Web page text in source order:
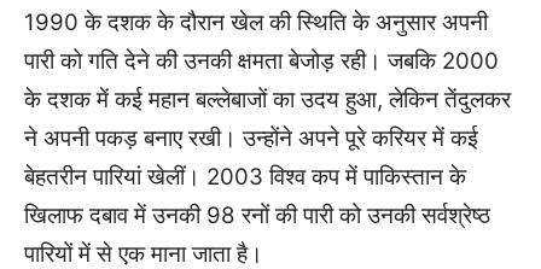
1990 के दशक के दौरान खेल की स्थिति के अनुसार अपनी
पारी को गति देने की उनकी क्षमता बेजोड़ रही। जबकि 2000
के दशक में कई महान बल्लेबाजों का उदय हुआ, लेकिन तेंदुलकर
ने अपनी पकड़ बनाए रखी। उन्होंने अपने पूरे करियर में कई
बेहतरीन पारियां खेलीं। 2003 विश्व कप में पाकिस्तान के
खिलाफ दबाव में उनकी 98 रनों की पारी को उनकी सर्वश्रेष्ठ
पारियों में से एक माना जाता है।